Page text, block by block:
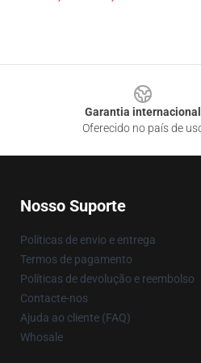
Garantia internacional
Oferecido no país de
Nosso Suporte
Políticas de envio e entrega
Termos de pagamento
Políticas de devolução e reembolso
Contacte-nos
Ajuda ao cliente (FAQ)
Whosale